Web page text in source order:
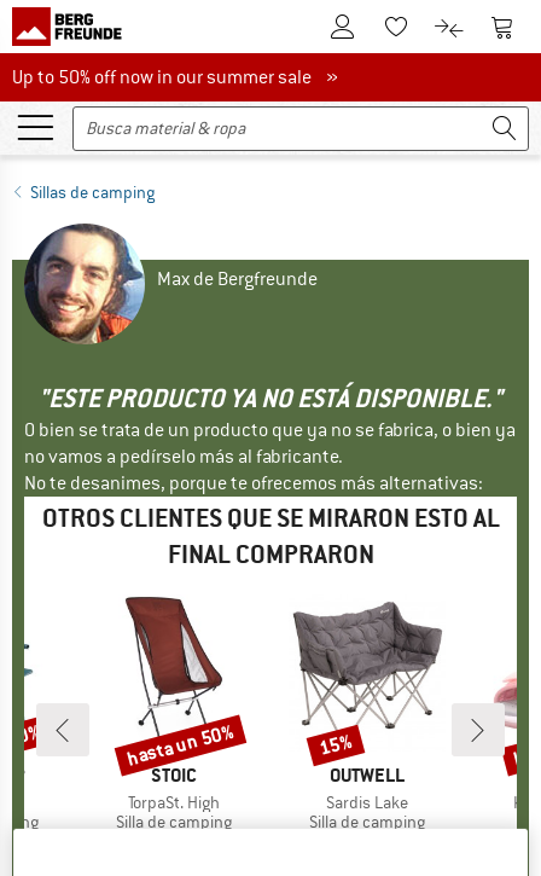
A la cuenta de cliente
A la lista de
A la A la
Up to 50% off now in our summer sale
Up to 50% off now in our summer sale »
Sillas de camping
Max de Bergfreunde
"ESTE PRODUCTO YA NO ESTÁ DISPONIBLE."
O bien se trata de un producto que ya no se fabrica, o bien ya
no vamos a pedírselo más al fabricante.
No te desanimes, porque te ofrecemos más alternativas:
OTROS CLIENTES QUE SE MIRARON ESTO AL
FINAL COMPRARON
MARCA
STOIC
Artículo
TorpaSt. High
Product group
Silla de camping
Descuento
hasta un 50%
MARCA
OUTWELL
Artículo
Sardis Lake
Product group
Silla de camping
Descuento
15%